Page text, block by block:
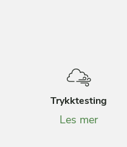
Trykktesting
Les mer